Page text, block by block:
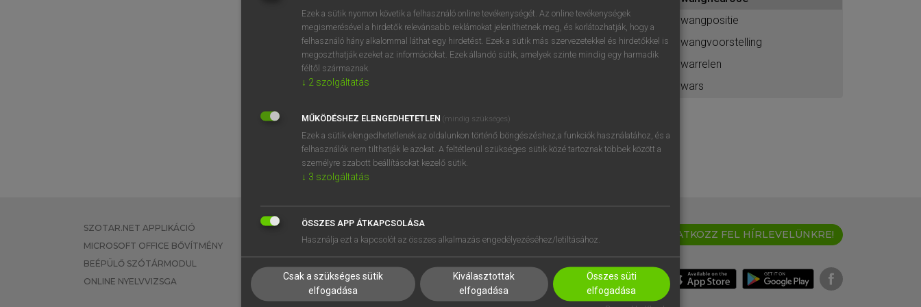
BELÉPÉS
próbaverziójának elindításához
regisztrálok ésbelépek.
REGISZTRÁCIÓ
dwangpositie
dwangvoorstelling
dwarrelen
dwars
SZOTAR.NET APPLIKÁCIÓ
MICROSOFT OFFICE BŐVÍTMÉNY
BEÉPÜLŐ SZÓTÁRMODUL
ONLINE NYELVVIZSGA
EGYÉNI FELHASZNÁLÓKNAK
TANULÓKNAK
VÁLLALATI MEGOLDÁSOK
SÚGÓ
RÓLUNK
SÜTI BEÁLLÍTÁSOK
IRATKOZZ FEL HÍRLEVELÜNKRE!
Ezek a sütik nyomon követik a felhasználó online tevékenységét. Az online tevékenységek
megismerésével a hirdetők relevánsabb reklámokat jeleníthetnek meg, és korlátozhatják, hogy a
felhasználó hány alkalommal láthat egy hirdetést. Ezek a sütik más szervezetekkel és hirdetőkkel is
megoszthatják ezeket az információkat. Ezek állandó sütik, amelyek szinte mindig egy harmadik
féltől származnak.
↓ 2 szolgáltatás
MŰKÖDÉSHEZ ELENGEDHETETLEN (mindig szükséges)
Ezek a sütik elengedhetetlenek az oldalunkon történő böngészéshez,a funkciók használatához, és a
felhasználók nem tilthatják le azokat. A feltétlenül szükséges sütik közé tartoznak többek között a
személyre szabott beállításokat kezelő sütik.
↓ 3 szolgáltatás
ÖSSZES APP ÁTKAPCSOLÁSA
Használja ezt a kapcsolót az összes alkalmazás engedélyezéséhez/letiltásához.
Csak a szükséges sütik
elfogadása
Kiválasztottak
elfogadása
Összes süti
elfogadása